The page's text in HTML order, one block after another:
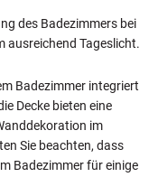
des Badezimmers bei
ausreichend Tageslicht.
Badezimmer integriert
Decke bieten eine
im
Sie beachten, dass
Badezimmer für einige